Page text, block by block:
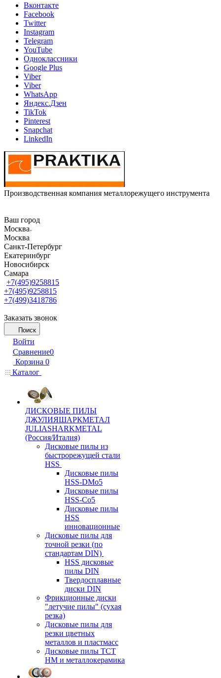
Вконтакте
Facebook
Twitter
Instagram
Telegram
YouTube
Одноклассники
Google Plus
Viber
Viber
WhatsApp
Яндекс.Дзен
TikTok
Pinterest
Snapchat
LinkedIn
Производственная компания металлорежущего инструмента
Ваш город
Москва
Москва
Санкт-Петербург
Екатеринбург
Новосибирск
Самара
+7(495)9258815
+7(495)9258815
+7(499)3418786
Заказать звонок
Поиск
Войти
Сравнение0
Корзина 0
Каталог
ДИСКОВЫЕ ПИЛЫ
ДЖУЛИЯШАРКМЕТАЛ
JULIASHARKMETAL
(Россия/Италия)
Дисковые пилы из
быстрорежущей стали
HSS
Дисковые пилы
HSS-DMo5
Дисковые пилы
HSS-Co5
Дисковые пилы
HSS
инновационные
Дисковые пилы для
точной резки (по
стандартам DIN)
HSS дисковые
пилы DIN
Твердосплавные
диски DIN
Фрикционные диски
"летучие пилы" (сухая
резка)
Дисковые пилы для
резки цветных
металлов и пластмасс
Дисковые пилы ТСТ
НМ и металлокерамика